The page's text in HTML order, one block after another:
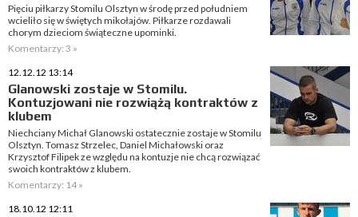
Pięciu piłkarzy Stomilu Olsztyn w środę przed południem
wcieliło się w świętych mikołajów. Piłkarze rozdawali
chorym dzieciom świąteczne upominki.
Komentarzy: 3 »
12.12.12 13:14
Glanowski zostaje w Stomilu.
Kontuzjowani nie rozwiążą kontraktów z
klubem
Niechciany Michał Glanowski ostatecznie zostaje w Stomilu
Olsztyn. Tomasz Strzelec, Daniel Michałowski oraz
Krzysztof Filipek ze względu na kontuzje nie chcą rozwiązać
swoich kontraktów z klubem.
Komentarzy: 14 »
18.10.12 12:11